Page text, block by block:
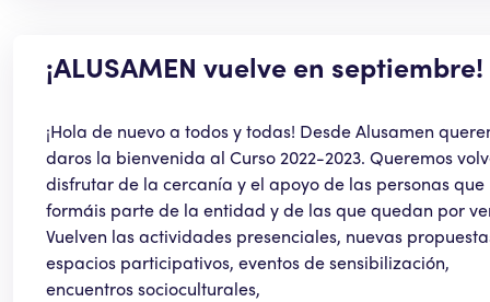
¡ALUSAMEN vuelve en septiembre!
¡Hola de nuevo a todos y todas! Desde Alusamen
daros la bienvenida al Curso 2022-2023. Queremos
disfrutar de la cercanía y el apoyo de las personas que
formáis parte de la entidad y de las que quedan por
Vuelven las actividades presenciales, nuevas
espacios participativos, eventos de sensibilización,
encuentros socioculturales,